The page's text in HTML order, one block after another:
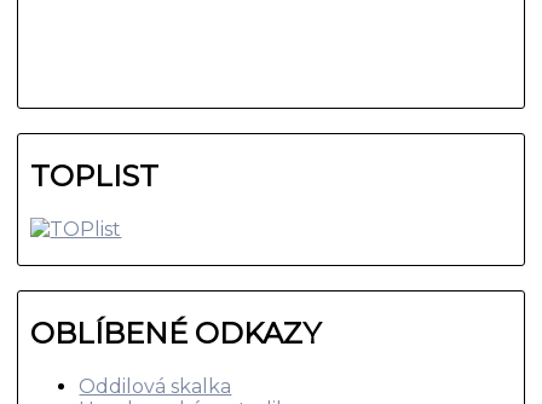
TOPLIST
OBLÍBENÉ ODKAZY
Oddilová skalka